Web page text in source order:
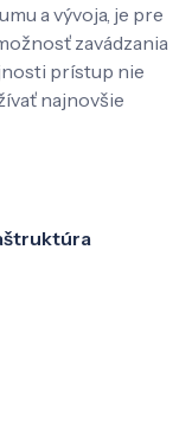
a vývoja, je pre
zavádzania
prístup nie
najnovšie